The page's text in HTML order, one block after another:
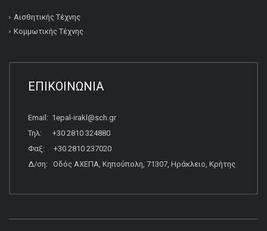
Αισθητικής Τέχνης
Κομμωτικής Τέχνης
ΕΠΙΚΟΙΝΩΝΙΑ
Email: 1epal-irakl@sch.gr
Τηλ: +30 2810 324880
Φαξ: +30 2810 237020
Δ/ση: Οδός ΑΧΕΠΑ, Κηπούπολη, 71307, Ηράκλειο, Κρήτης